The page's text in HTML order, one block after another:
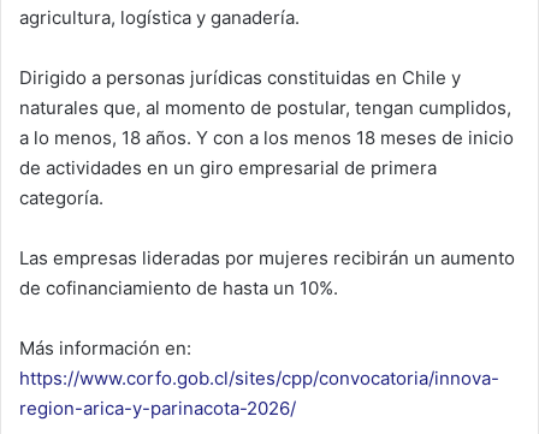
agricultura, logística y ganadería.
Dirigido a personas jurídicas constituidas en Chile y
naturales que, al momento de postular, tengan cumplidos,
a lo menos, 18 años. Y con a los menos 18 meses de inicio
de actividades en un giro empresarial de primera
categoría.
Las empresas lideradas por mujeres recibirán un aumento
de cofinanciamiento de hasta un 10%.
Más información en:
https://www.corfo.gob.cl/sites/cpp/convocatoria/innova-
region-arica-y-parinacota-2026/